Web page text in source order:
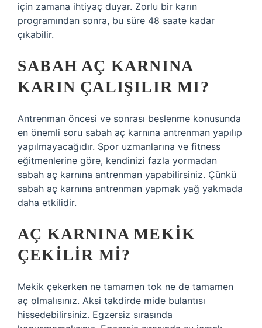
için zamana ihtiyaç duyar. Zorlu bir karın
programından sonra, bu süre 48 saate kadar
çıkabilir.
SABAH AÇ KARNINA
KARIN ÇALIŞILIR MI?
Antrenman öncesi ve sonrası beslenme konusunda
en önemli soru sabah aç karnına antrenman yapılıp
yapılmayacağıdır. Spor uzmanlarına ve fitness
eğitmenlerine göre, kendinizi fazla yormadan
sabah aç karnına antrenman yapabilirsiniz. Çünkü
sabah aç karnına antrenman yapmak yağ yakmada
daha etkilidir.
AÇ KARNINA MEKIK
ÇEKILIR MI?
Mekik çekerken ne tamamen tok ne de tamamen
aç olmalısınız. Aksi takdirde mide bulantısı
hissedebilirsiniz. Egzersiz sırasında